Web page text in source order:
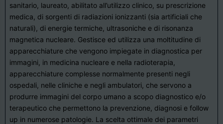
sanitario, laureato, abilitato all’utilizzo clinico, su prescrizione
medica, di sorgenti di radiazioni ionizzanti (sia artificiali che
naturali), di energie termiche, ultrasoniche e di risonanza
magnetica nucleare. Gestisce ed utilizza una moltitudine di
apparecchiature che vengono impiegate in diagnostica per
immagini, in medicina nucleare e nella radioterapia,
apparecchiature complesse normalmente presenti negli
ospedali, nelle cliniche e negli ambulatori, che servono a
produrre immagini del corpo umano a scopo diagnostico e/o
terapeutico che permettono la prevenzione, diagnosi e follow
up in numerose patologie. La scelta ottimale dei parametri